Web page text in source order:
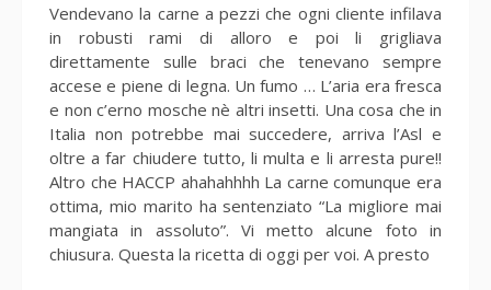
Vendevano la carne a pezzi che ogni cliente infilava
in robusti rami di alloro e poi li grigliava
direttamente sulle braci che tenevano sempre
accese e piene di legna. Un fumo … L’aria era fresca
e non c’erno mosche nè altri insetti. Una cosa che in
Italia non potrebbe mai succedere, arriva l’Asl e
oltre a far chiudere tutto, li multa e li arresta pure!!
Altro che HACCP ahahahhhh La carne comunque era
ottima, mio marito ha sentenziato “La migliore mai
mangiata in assoluto”. Vi metto alcune foto in
chiusura. Questa la ricetta di oggi per voi. A presto